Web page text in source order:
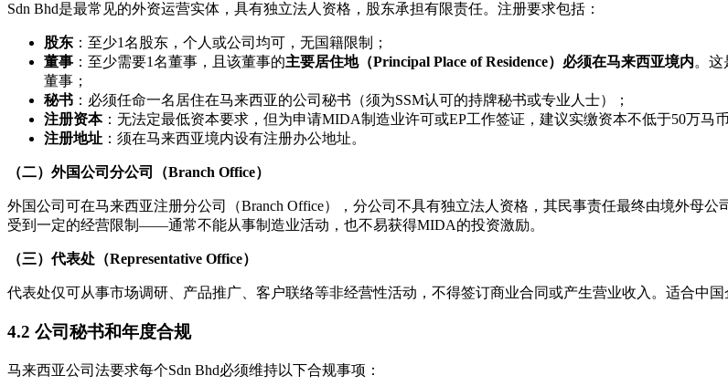
Sdn Bhd是最常见的外资运营实体，具有独立法人资格，股东承担有限责任。注册要求包括：
股东 ：至少1名股东，个人或公司均可，无国籍限制；
董事 ：至少需要1名董事，且该董事的主要居住地（Principal Place of Residence）必须在马来西亚境内。
董事；
秘书 ：必须任命一名居住在马来西亚的公司秘书（须为SSM认可的持牌秘书或专业人士）；
注册资本：无法定最低资本要求，但为申请MIDA制造业许可或EP工作签证，建议实缴资本不低于50万马
注册地址 ：须在马来西亚境内设有注册办公地址。
（二）外国公司分公司（Branch Office）
外国公司可在马来西亚注册分公司（Branch Office），分公司不具有独立法人资格，其民事责任最终由境外母
受到一定的经营限制——通常不能从事制造业活动，也不易获得MIDA的投资激励。
（三）代表处（Representative Office）
代表处仅可从事市场调研、产品推广、客户联络等非经营性活动，不得签订商业合同或产生营业收入。适合中
4.2 公司秘书和年度合规
马来西亚公司法要求每个Sdn Bhd必须维持以下合规事项：